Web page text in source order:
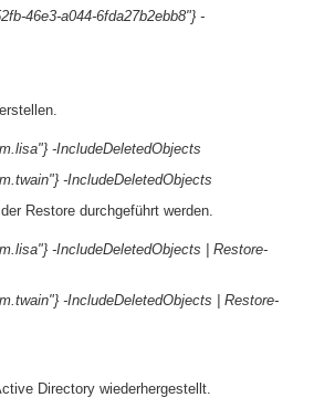
46e3-a044-6fda27b2ebb8"} -
-IncludeDeletedObjects
-IncludeDeletedObjects
Restore durchgeführt werden.
-IncludeDeletedObjects | Restore-
-IncludeDeletedObjects | Restore-
Directory wiederhergestellt.